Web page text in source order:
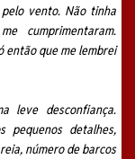
vento. Não tinha
cumprimentaram.
então que me lembrei
leve desconfiança.
pequenos detalhes,
número de barcos